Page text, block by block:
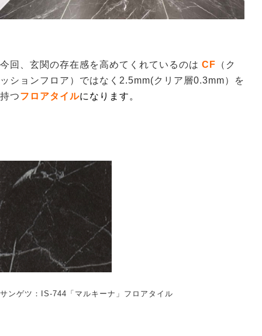
今回、玄関の存在感を高めてくれているのは CF （ク
ッションフロア）ではなく2.5mm(クリア層0.3mm）を
持つフロアタイルになります。
サンゲツ：IS-744「マルキーナ」フロアタイル